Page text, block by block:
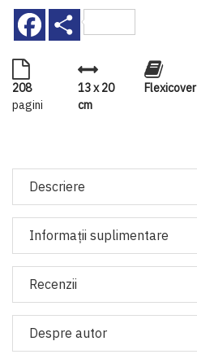
Facebook
208
pagini
13 x 20
cm
Flexicover
Descriere
Informaţii suplimentare
Recenzii
Despre autor